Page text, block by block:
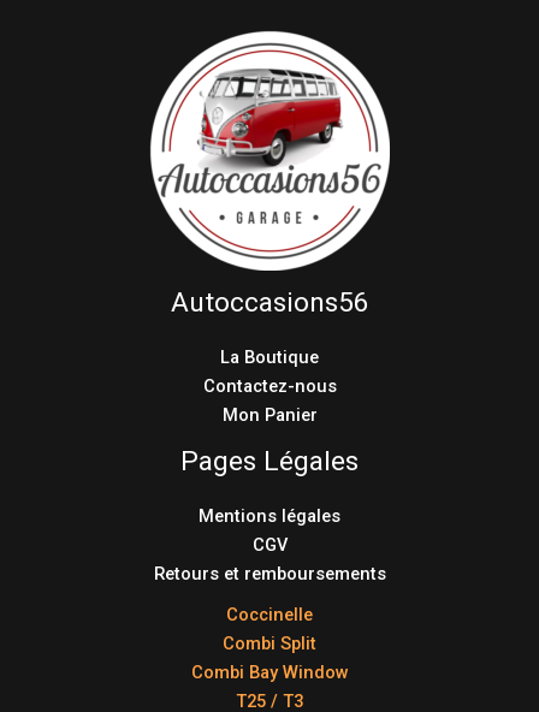
Autoccasions56
La Boutique
Contactez-nous
Mon Panier
Pages Légales
Mentions légales
CGV
Retours et remboursements
Coccinelle
Combi Split
Combi Bay Window
T25 / T3